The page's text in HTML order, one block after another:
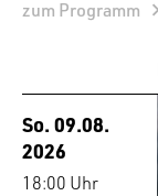
zum Programm
So. 09.08.
2026
18:00 Uhr